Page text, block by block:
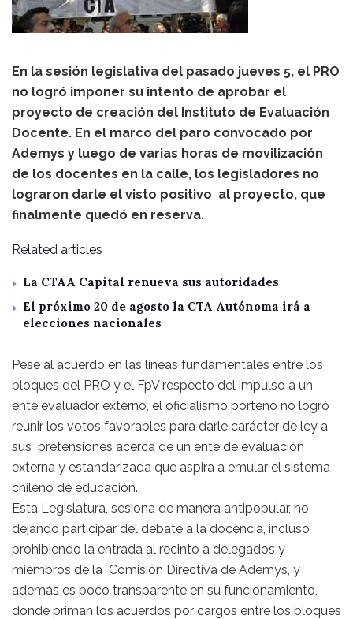
En la sesión legislativa del pasado jueves 5, el PRO
no logró imponer su intento de aprobar el
proyecto de creación del Instituto de Evaluación
Docente. En el marco del paro convocado por
Ademys y luego de varias horas de movilización
de los docentes en la calle, los legisladores no
lograron darle el visto positivo al proyecto, que
finalmente quedó en reserva.
Related articles
La CTAA Capital renueva sus autoridades
El próximo 20 de agosto la CTA Autónoma irá a
elecciones nacionales
Pese al acuerdo en las líneas fundamentales entre los
bloques del PRO y el FpV respecto del impulso a un
ente evaluador externo, el oficialismo porteño no logró
reunir los votos favorables para darle carácter de ley a
sus pretensiones acerca de un ente de evaluación
externa y estandarizada que aspira a emular el sistema
chileno de educación.
Esta Legislatura, sesiona de manera antipopular, no
dejando participar del debate a la docencia, incluso
prohibiendo la entrada al recinto a delegados y
miembros de la Comisión Directiva de Ademys, y
además es poco transparente en su funcionamiento,
donde priman los acuerdos por cargos entre los bloques